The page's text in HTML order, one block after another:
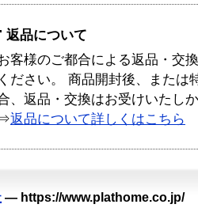
返品について
客様のご都合による返品・交
ください。 商品開封後、または
、返品・交換はお受けいたし
返品について詳しくはこちら
— https://www.plathome.co.jp/